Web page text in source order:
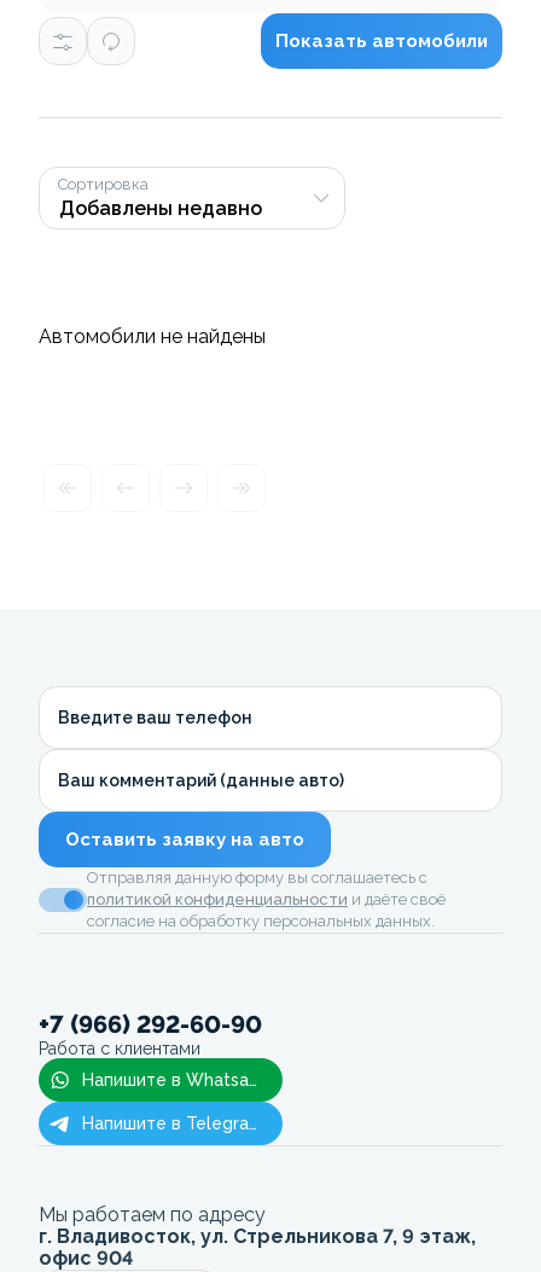
Показать автомобили
Сортировка
Автомобили не найдены
Введите ваш телефон
Ваш комментарий (данные авто)
Оставить заявку на авто
Отправляя данную форму вы соглашаетесь с
политикой конфиденциальности и даёте своё
согласие на обработку персональных данных.
+7 (966) 292-60-90
Работа с клиентами
Напишите в Whatsapp
Напишите в Telegram
Мы работаем по адресу
г. Владивосток, ул. Стрельникова 7, 9 этаж,
офис 904